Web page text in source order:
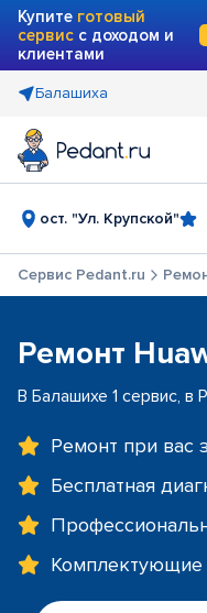
Купите готовый
сервис с доходом и
клиентами
Балашиха
ост. "Ул. Крупской"
Сервис Pedant.ru
Ремонт
В Балашихе 1 сервис, в
Ремонт при вас
Бесплатная
Комплектующие